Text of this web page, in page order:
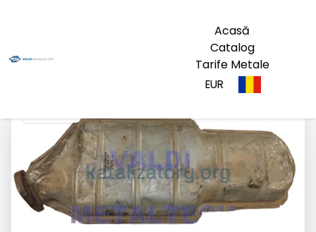
Acasă
Catalog
Tarife Metale
EUR